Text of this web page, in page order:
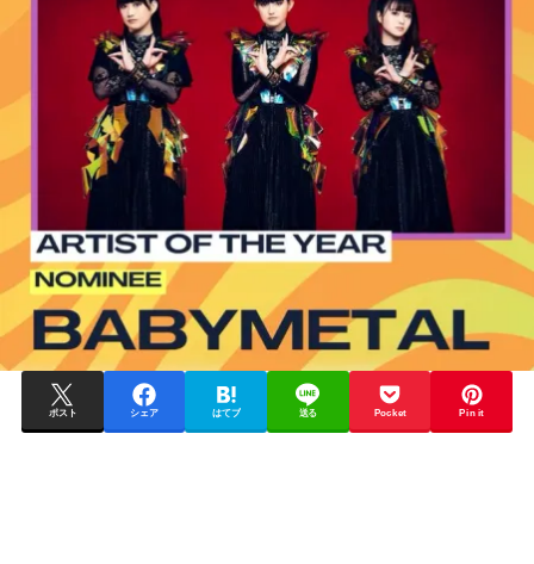
ポスト シェア はてブ 送る Pocket Pin it